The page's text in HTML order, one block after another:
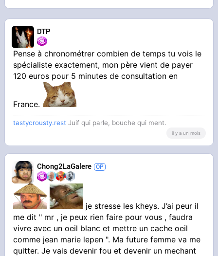
DTP
Pense à chronométrer combien de temps tu vois le
spécialiste exactement, mon père vient de payer
120 euros pour 5 minutes de consultation en
France.
tastycrousty.rest Juif qui parle, bouche qui ment.
il y a un mois
Chong2LaGalere
je stresse les kheys. J’ai peur il
me dit " mr , je peux rien faire pour vous , faudra
vivre avec un oeil blanc et mettre un cache oeil
comme jean marie lepen ". Ma future femme va me
quitter. Je vais devenir fou et devenir un mechant